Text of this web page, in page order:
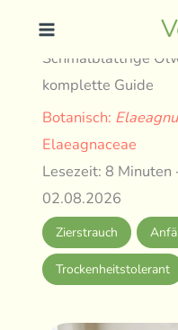
contentSchmalblättrige
komplette Guide
Botanisch:
Elaeagnaceae
Lesezeit: 8 Minuten
02.08.2026
Zierstrauch
Trockenheitstolerant